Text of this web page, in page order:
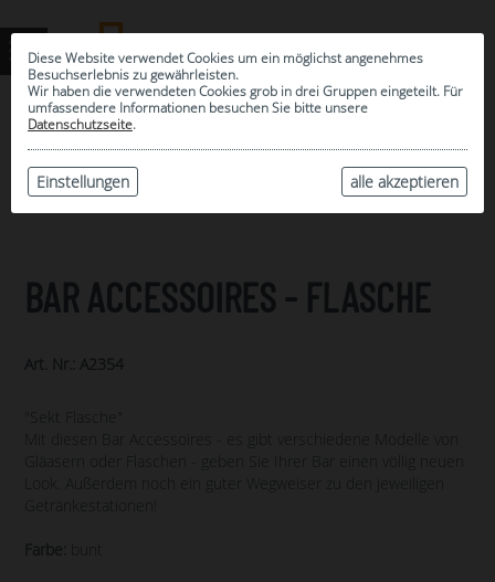
Diese Website verwendet Cookies um ein möglichst angenehmes
Besuchserlebnis zu gewährleisten.
Wir haben die verwendeten Cookies grob in drei Gruppen eingeteilt. Für
umfassendere Informationen besuchen Sie bitte unsere
Datenschutzseite.
alle akzeptieren
Einstellungen
ARCHIV
BAR ACCESSOIRES - FLASCHE
Art. Nr.: A2354
"Sekt Flasche"
Mit diesen Bar Accessoires - es gibt verschiedene Modelle von
Gläasern oder Flaschen - geben Sie Ihrer Bar einen völlig neuen
Look. Außerdem noch ein guter Wegweiser zu den jeweiligen
Getränkestationen!
Farbe: bunt